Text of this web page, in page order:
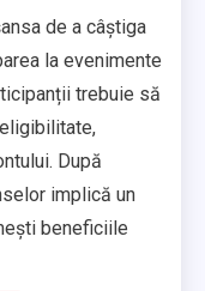
de a câștiga
la evenimente
trebuie să
După
implică un
beneficiile